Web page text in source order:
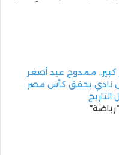
كبير.. ممدوح عيد أصغر
نادي يحقق كأس مصر
التاريخ